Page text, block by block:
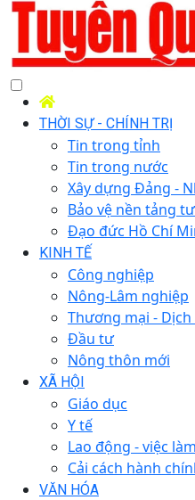
THỜI SỰ - CHÍNH TRỊ
Tin trong tỉnh
Tin trong nước
Xây dựng Đảng -
Bảo vệ nền tảng
Đạo đức Hồ Chí
KINH TẾ
Công nghiệp
Nông-Lâm nghiệp
Thương mại - Dịch
Đầu tư
Nông thôn mới
XÃ HỘI
Giáo dục
Y tế
Lao động - việc làm
Cải cách hành
VĂN HÓA